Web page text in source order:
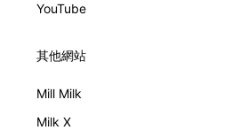
YouTube
其他網站
Mill Milk
Milk X